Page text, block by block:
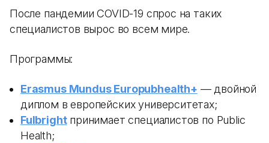
После пандемии COVID-19 спрос на таких
специалистов вырос во всем мире.
Программы:
Erasmus Mundus Europubhealth+ — двойной
диплом в европейских университетах;
Fulbrightпринимает специалистов по Public
Health;